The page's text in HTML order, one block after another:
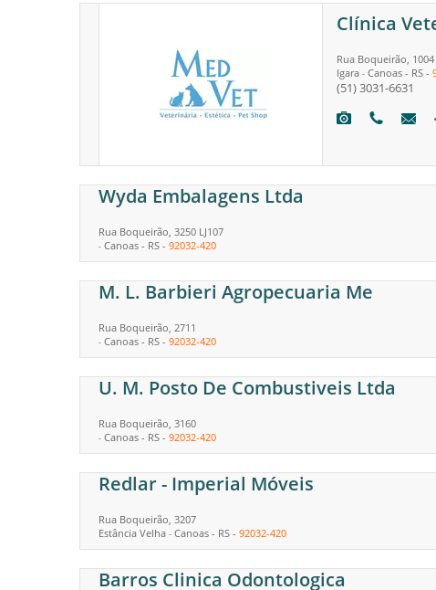
Clínica
Rua Boqueirão, 1004
Igara - Canoas - RS -
(51) 3031-6631
Wyda Embalagens Ltda
Rua Boqueirão, 3250 LJ107
- Canoas - RS - 92032-420
M. L. Barbieri Agropecuaria Me
Rua Boqueirão, 2711
- Canoas - RS - 92032-420
U. M. Posto De Combustiveis Ltda
Rua Boqueirão, 3160
- Canoas - RS - 92032-420
Redlar - Imperial Móveis
Rua Boqueirão, 3207
Estância Velha - Canoas - RS - 92032-420
Barros Clinica Odontologica